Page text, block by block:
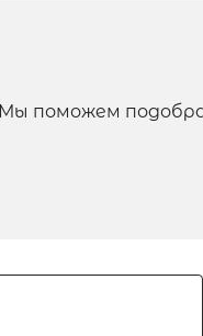
Мы поможем